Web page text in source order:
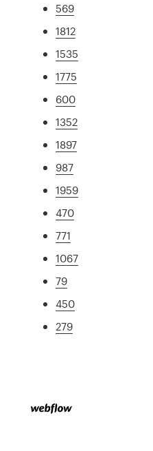
569
1812
1535
1775
600
1352
1897
987
1959
470
771
1067
79
450
279